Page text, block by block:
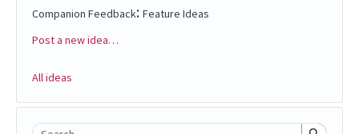
Companion Feedback: Feature Ideas
Categories
Post a new idea…
All ideas